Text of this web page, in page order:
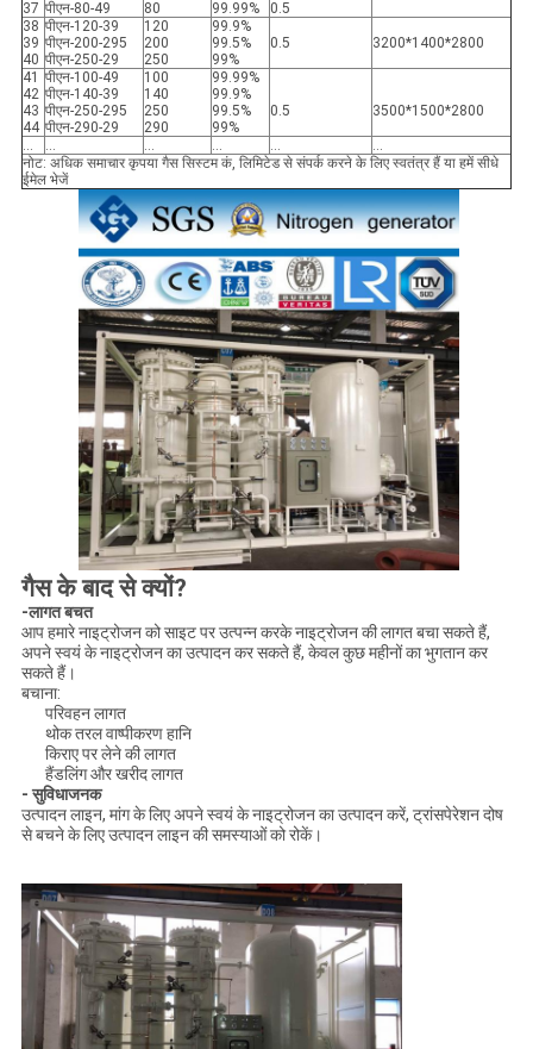
37 पीएन-80-49 80 99.99%
0.5
38
39
40
पीएन-120-39
पीएन-200-295
पीएन-250-29
120
200
250
99.9%
99.5%
99%
0.5 3200*1400*2800
41
42
43
44
पीएन-100-49
पीएन-140-39
पीएन-250-295
पीएन-290-29
100
140
250
290
99.99%
99.9%
99.5%
99%
0.5 3500*1500*2800
... ... ... ... ...
...
नोट: अधिक समाचार कृपया गैस सिस्टम कं, लिमिटेड से संपर्क करने के लिए स्वतंत्र हैं या हमें सीधे
ईमेल भेजें
गैस के बाद से क्यों?
-लागत बचत
आप हमारे नाइट्रोजन को साइट पर उत्पन्न करके नाइट्रोजन की लागत बचा सकते हैं,
अपने स्वयं के नाइट्रोजन का उत्पादन कर सकते हैं, केवल कुछ महीनों का भुगतान कर
सकते हैं।
बचाना:
परिवहन लागत
थोक तरल वाष्पीकरण हानि
किराए पर लेने की लागत
हैंडलिंग और खरीद लागत
- सुविधाजनक
उत्पादन लाइन, मांग के लिए अपने स्वयं के नाइट्रोजन का उत्पादन करें, ट्रांसपेरेशन दोष
से बचने के लिए उत्पादन लाइन की समस्याओं को रोकें।